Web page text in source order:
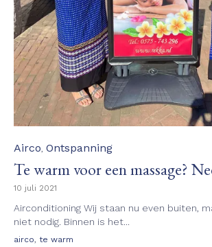
Category
Airco, Ontspanning
Te warm voor een massage?
10 juli 2021
Airconditioning Wij staan nu even buiten,
niet nodig. Binnen is het...
Tags
airco te warm